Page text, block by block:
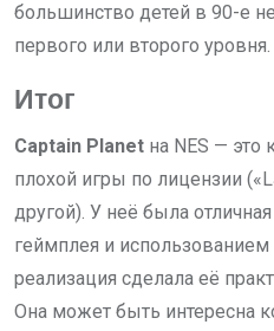
большинство детей в 90-е
первого или второго уровня.
Итог
Captain Planet на NES — это
плохой игры по лицензии
другой). У неё была
геймплея и использованием
реализация сделала её
Она может быть интересна